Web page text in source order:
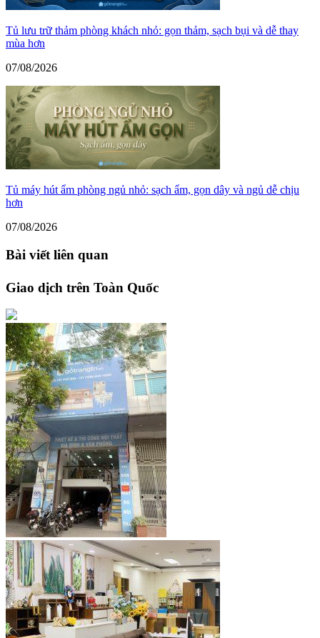
Tủ lưu trữ thảm phòng khách nhỏ: gọn thảm, sạch bụi và dễ thay
mùa hơn
07/08/2026
Tủ máy hút ẩm phòng ngủ nhỏ: sạch ẩm, gọn dây và ngủ dễ chịu
hơn
07/08/2026
Bài viết liên quan
Giao dịch trên Toàn Quốc